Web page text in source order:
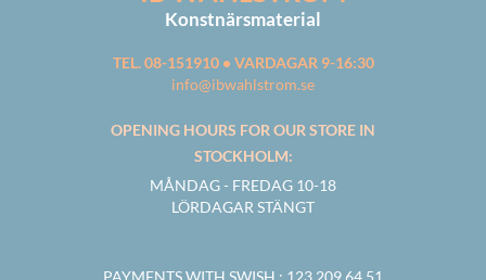
Konstnärsmaterial
TEL. 08-151910 • VARDAGAR 9-16:30
info@ibwahlstrom.se
OPENING HOURS FOR OUR STORE IN
STOCKHOLM:
MÅNDAG - FREDAG 10-18
LÖRDAGAR STÄNGT
PAYMENTS WITH SWISH : 123 209 64 51